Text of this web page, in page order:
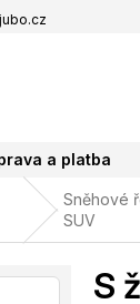
a platba
Sněhové
SUV
S